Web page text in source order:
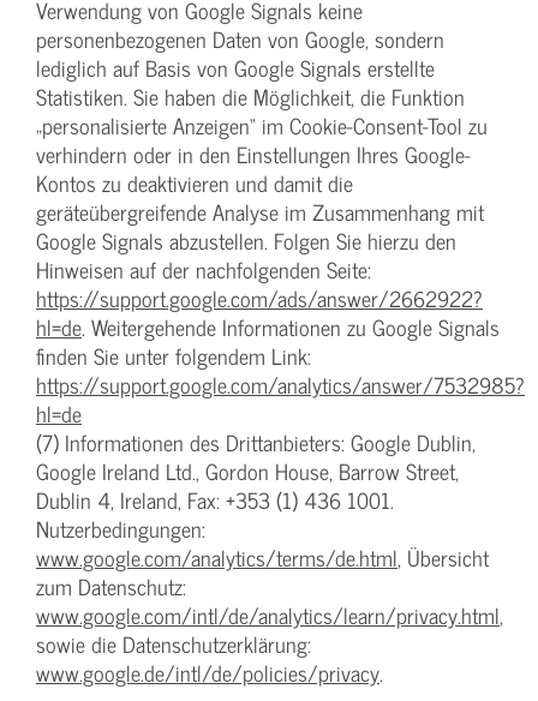
Verwendung von Google Signals keine
personenbezogenen Daten von Google, sondern
lediglich auf Basis von Google Signals erstellte
Statistiken. Sie haben die Möglichkeit, die Funktion
„personalisierte Anzeigen“ im Cookie-Consent-Tool zu
verhindern oder in den Einstellungen Ihres Google-
Kontos zu deaktivieren und damit die
geräteübergreifende Analyse im Zusammenhang mit
Google Signals abzustellen. Folgen Sie hierzu den
Hinweisen auf der nachfolgenden Seite:
https://support.google.com/ads/answer/2662922?
hl=de. Weitergehende Informationen zu Google Signals
finden Sie unter folgendem Link:
https://support.google.com/analytics/answer/7532985?
hl=de
(7) Informationen des Drittanbieters: Google Dublin,
Google Ireland Ltd., Gordon House, Barrow Street,
Dublin 4, Ireland, Fax: +353 (1) 436 1001.
Nutzerbedingungen:
www.google.com/analytics/terms/de.html, Übersicht
zum Datenschutz:
www.google.com/intl/de/analytics/learn/privacy.html,
sowie die Datenschutzerklärung:
www.google.de/intl/de/policies/privacy.